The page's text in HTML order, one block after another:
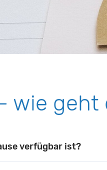
wie geht
verfügbar ist?